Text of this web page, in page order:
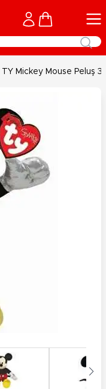
Cart
TY Mickey Mouse Peluş